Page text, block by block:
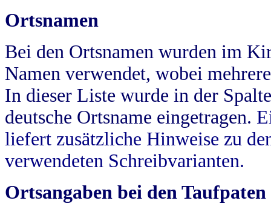
Ortsnamen
Bei den Ortsnamen wurden im
Namen verwendet, wobei
In dieser Liste wurde in der
deutsche Ortsname eingetragen.
liefert zusätzliche Hinweise zu
verwendeten Schreibvarianten.
Ortsangaben bei den Taufpaten